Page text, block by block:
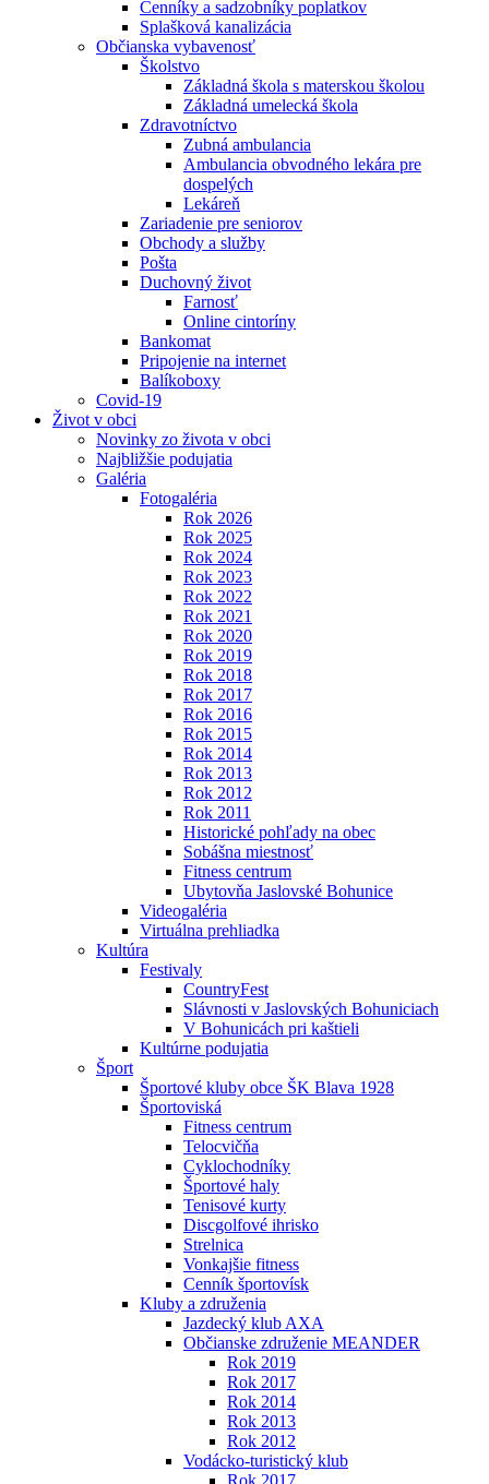
Cenníky a sadzobníky poplatkov
Splašková kanalizácia
Občianska vybavenosť
Školstvo
Základná škola s materskou školou
Základná umelecká škola
Zdravotníctvo
Zubná ambulancia
Ambulancia obvodného lekára pre
dospelých
Lekáreň
Zariadenie pre seniorov
Obchody a služby
Pošta
Duchovný život
Farnosť
Online cintoríny
Bankomat
Pripojenie na internet
Balíkoboxy
Covid-19
Život v obci
Novinky zo života v obci
Najbližšie podujatia
Galéria
Fotogaléria
Rok 2026
Rok 2025
Rok 2024
Rok 2023
Rok 2022
Rok 2021
Rok 2020
Rok 2019
Rok 2018
Rok 2017
Rok 2016
Rok 2015
Rok 2014
Rok 2013
Rok 2012
Rok 2011
Historické pohľady na obec
Sobášna miestnosť
Fitness centrum
Ubytovňa Jaslovské Bohunice
Videogaléria
Virtuálna prehliadka
Kultúra
Festivaly
CountryFest
Slávnosti v Jaslovských Bohuniciach
V Bohunicách pri kaštieli
Kultúrne podujatia
Šport
Športové kluby obce ŠK Blava 1928
Športoviská
Fitness centrum
Telocvičňa
Cyklochodníky
Športové haly
Tenisové kurty
Discgolfové ihrisko
Strelnica
Vonkajšie fitness
Cenník športovísk
Kluby a združenia
Jazdecký klub AXA
Občianske združenie MEANDER
Rok 2019
Rok 2017
Rok 2014
Rok 2013
Rok 2012
Vodácko-turistický klub
Rok 2017